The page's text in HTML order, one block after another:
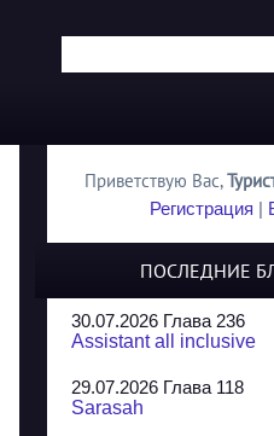
Приветствую Вас,
Регистрация |
ПОСЛЕДНИЕ
30.07.2026 Глава 236
Assistant all inclusive
29.07.2026 Глава 118
Sarasah